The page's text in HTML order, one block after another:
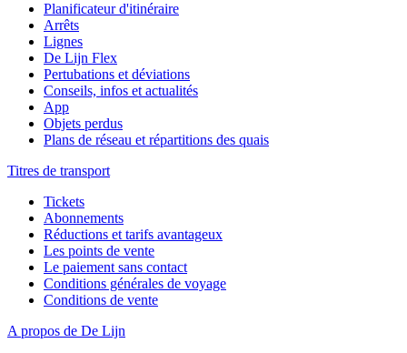
Planificateur d'itinéraire
Arrêts
Lignes
De Lijn Flex
Pertubations et déviations
Conseils, infos et actualités
App
Objets perdus
Plans de réseau et répartitions des quais
Titres de transport
Tickets
Abonnements
Réductions et tarifs avantageux
Les points de vente
Le paiement sans contact
Conditions générales de voyage
Conditions de vente
A propos de De Lijn